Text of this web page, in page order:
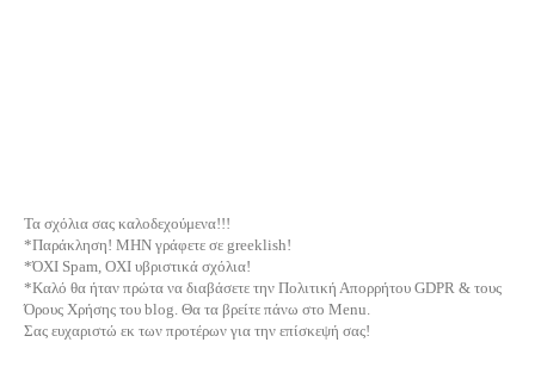
Τα σχόλια σας καλοδεχούμενα!!!
*Παράκληση! ΜΗΝ γράφετε σε greeklish!
*ΌΧΙ Spam, ΟΧΙ υβριστικά σχόλια!
*Καλό θα ήταν πρώτα να διαβάσετε την Πολιτική Απορρήτου GDPR & τους
Όρους Χρήσης του blog. Θα τα βρείτε πάνω στο Menu.
Σας ευχαριστώ εκ των προτέρων για την επίσκεψή σας!